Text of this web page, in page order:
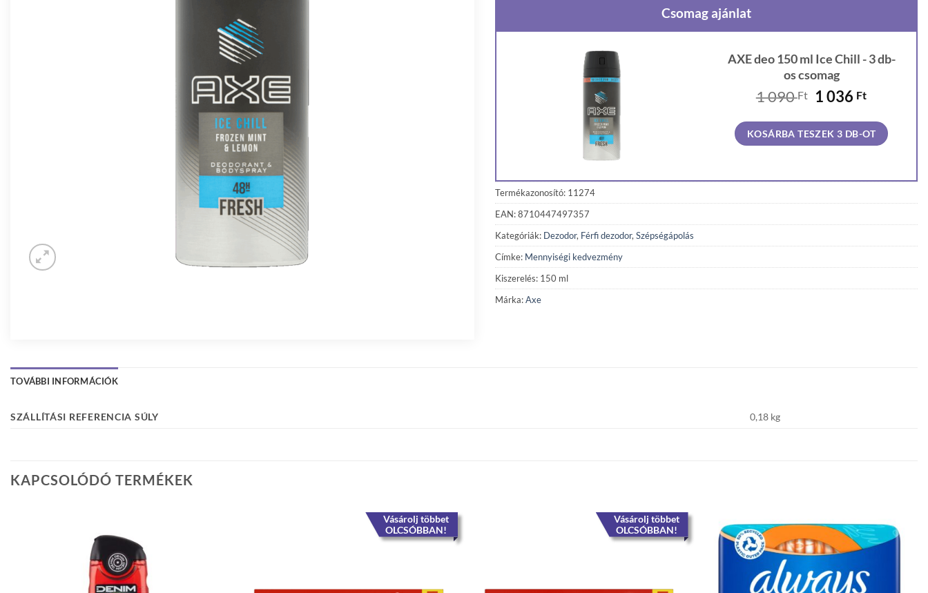
Csomag ajánlat
AXE deo 150 ml Ice Chill - 3 db-
os csomag
1 090Ft
Original
was:
1
1 036 FtCurrent
is:
1
KOSÁRBA TESZEK 3 DB-OT
Termékazonosító: 11274
EAN: 8710447497357
Kategóriák: Dezodor, Férfi dezodor, Szépségápolás
Címke: Mennyiségi kedvezmény
Kiszerelés: 150 ml
Márka:Axe
TOVÁBBI INFORMÁCIÓK
SZÁLLÍTÁSI REFERENCIA SÚLY 0,18 kg
KAPCSOLÓDÓ TERMÉKEK
Vásárolj többet
OLCSÓBBAN!
Vásárolj többet
OLCSÓBBAN!